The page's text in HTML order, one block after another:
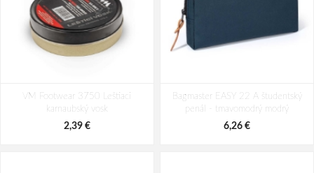
mech.zelená
43,39 €
bílá
43,39 €
VM Footwear 3750 Leštiaci
karnaubský vosk
2,39 €
Bagmaster EASY 22 A študentský
penál - tmavomodrý modrý
6,26 €